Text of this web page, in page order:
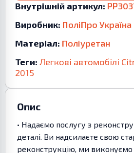
Внутрішній артикул:
Виробник: ПоліПро Україна
Матеріал: Поліуретан
Теги: Легкові автомобілі
2015
Опис
• Надаємо послугу з
деталі. Ви надсилаєте свою
реконструкцію, ми виконуємо